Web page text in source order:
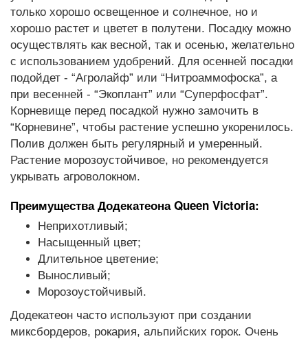
только хорошо освещенное и солнечное, но и
хорошо растет и цветет в полутени. Посадку можно
осуществлять как весной, так и осенью, желательно
с использованием удобрений. Для осенней посадки
подойдет - “Агролайф” или “Нитроаммофоска”, а
при весенней - “Экоплант” или “Суперфосфат”.
Корневище перед посадкой нужно замочить в
“Корневине”, чтобы растение успешно укоренилось.
Полив должен быть регулярный и умеренный.
Растение морозоустойчивое, но рекомендуется
укрывать агроволокном.
Преимущества Додекатеона Queen Victoria:
Неприхотливый;
Насыщенный цвет;
Длительное цветение;
Выносливый;
Морозоустойчивый.
Додекатеон часто используют при создании
миксбордеров, рокария, альпийских горок. Очень